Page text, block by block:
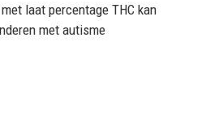
laat percentage THC kan
met autisme